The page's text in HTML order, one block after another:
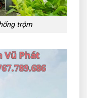
trộm